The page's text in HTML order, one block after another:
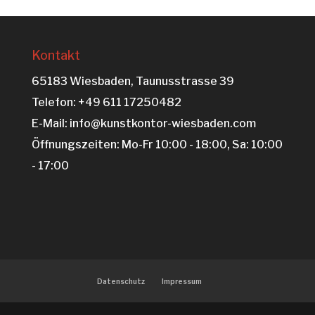
Kontakt
65183 Wiesbaden, Taunusstrasse 39
Telefon: +49 611 17250482
E-Mail: info@kunstkontor-wiesbaden.com
Öffnungszeiten: Mo-Fr 10:00 - 18:00, Sa: 10:00
- 17:00
Datenschutz Impressum